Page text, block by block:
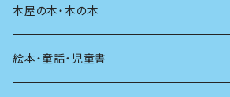
文章術
評論
言葉
料理
発酵・麹
住う
その他
イラスト
アート
映画
音楽
本屋の本・本の本
本屋さんの本
絵本・童話・児童書